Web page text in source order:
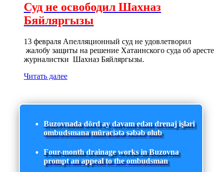
Суд не освободил Шахназ
Бяйляргызы
13 февраля Апелляционный суд не удовлетворил
жалобу защиты на решение Хатаинского суда об аресте
журналистки Шахназ Бяйляргызы.
Читать далее
Buzovnada dörd ay davam edən drenaj işləri
ombudsmana müraciətə səbəb olub
Four-month drainage works in Buzovna
prompt an appeal to the ombudsman